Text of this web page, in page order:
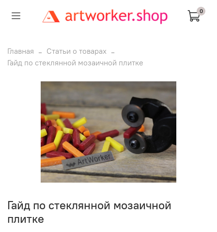
0
Главная
Статьи о товарах
Гайд по стеклянной мозаичной плитке
Гайд по стеклянной мозаичной
плитке